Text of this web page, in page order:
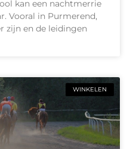
kan een nachtmerrie
Vooral in Purmerend,
zijn en de leidingen
WINKELEN